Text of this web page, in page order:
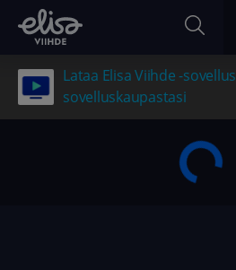
Lataa Elisa Viihde -sovellus
sovelluskaupastasi